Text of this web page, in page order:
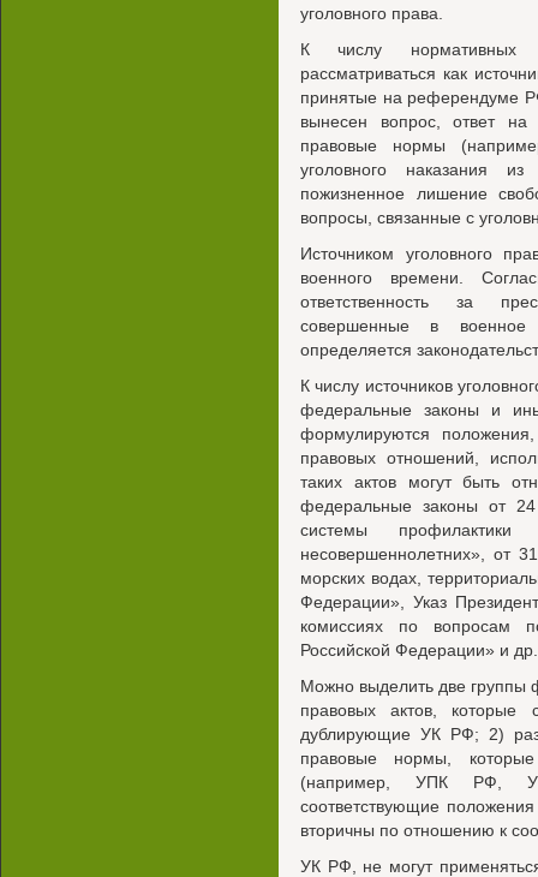
уголовного права.
К числу нормативных
рассматриваться как
принятые на референдуме
вынесен вопрос, ответ на
правовые нормы
уголовного наказания
пожизненное лишение
вопросы, связанные с
Источником уголовного
военного времени.
ответственность за
совершенные в
определяется
К числу источников
федеральные законы и
формулируются
правовых отношений,
таких актов могут быть
федеральные законы от
системы профилактики
несовершеннолетних», от
морских водах,
Федерации», Указ
комиссиях по вопросам
Российской Федерации» и др.
Можно выделить две группы
правовых актов, которые
дублирующие УК РФ; 2)
правовые нормы,
(например, УПК РФ,
соответствующие
вторичны по отношению к
УК РФ, не могут